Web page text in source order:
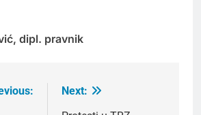
dipl. pravnik
Next: